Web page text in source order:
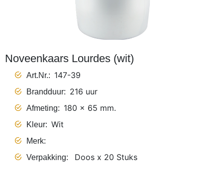
Noveenkaars Lourdes (wit)
Art.Nr. 147-39
Brandduur 216 uur
Afmeting 180 x 65 mm.
Kleur Wit
Merk
Verpakking
Doos x 20 Stuks